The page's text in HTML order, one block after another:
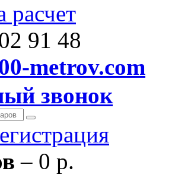
расчет
91 48
metrov.com
звонок
– 0 р.